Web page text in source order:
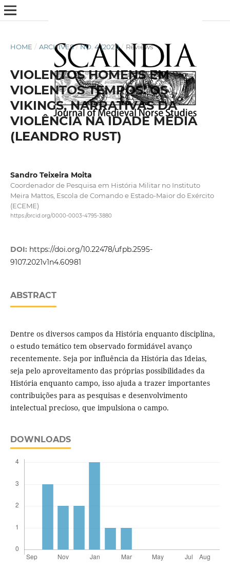
HOME / ARCHIVES / NO. 4 (2021) / Reviews
VIOLENTOS HOMENS EM
VIOLENTOS TEMPOS: OS
VIKINGS, NARRATIVAS DA
VIOLÊNCIA NA IDADE MÉDIA
(LEANDRO RUST)
Sandro Teixeira Moita
Coordenador de Pesquisa em História Militar no Instituto
Meira Mattos, Escola de Comando e Estado-Maior do Exército
(ECEME)
https://orcid.org/0000-0003-4795-3880
DOI: https://doi.org/10.22478/ufpb.2595-
9107.2021v1n4.60981
ABSTRACT
Dentre os diversos campos da História enquanto disciplina,
o estudo temático tem observado formidável avanço
recentemente. Seja por influência da História das Ideias,
seja pelo aproveitamento das próprias possibilidades da
História enquanto campo, isso ajuda a trazer importantes
contribuições para as pesquisas e desenvolvimento
intelectual precioso, que impulsiona o campo.
DOWNLOADS